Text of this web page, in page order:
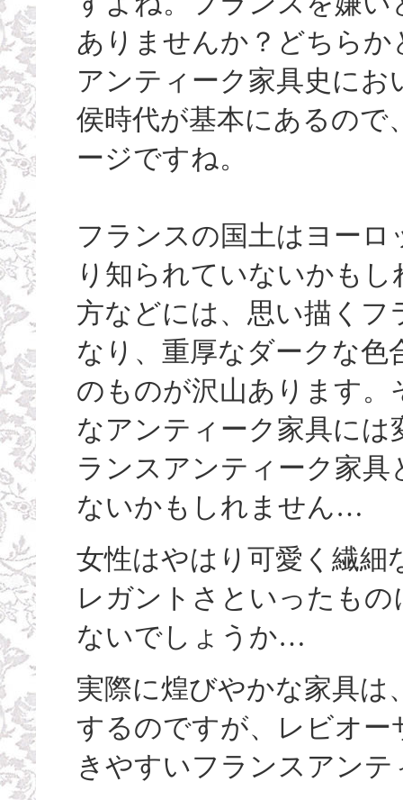
ありませんか？どちら
アンティーク家具史に
侯時代が基本にあるので
ージですね。
フランスの国土はヨー
り知られていないかも
方などには、思い描く
なり、重厚なダークな色
のものが沢山あります
なアンティーク家具に
ランスアンティーク家
ないかもしれません…
女性はやはり可愛く繊細
レガントさといったも
ないでしょうか…
実際に煌びやかな家具
するのですが、レビオ
きやすいフランスアン